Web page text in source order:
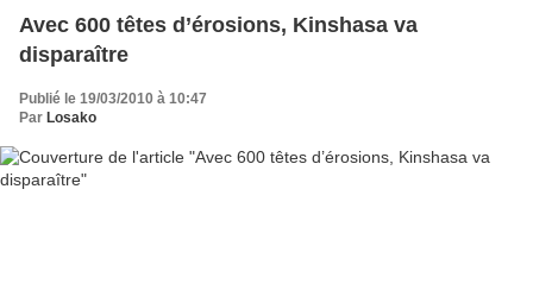
Avec 600 têtes d’érosions, Kinshasa va
disparaître
Publié le 19/03/2010 à 10:47
Par Losako